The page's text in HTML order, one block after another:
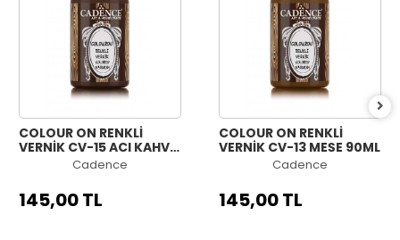
COLOUR ON RENKLİ
VERNİK CV-15 ACI KAHVE
Cadence
145,00 TL
COLOUR ON RENKLİ
VERNİK CV-13 MEŞE 90ML
Cadence
145,00 TL